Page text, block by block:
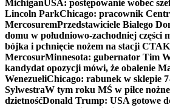
MichiganUSA: postępowanie wobec
Lincoln ParkChicago: pracownik
MercosuremPrzedstawiciele Białego
domu w południowo-zachodniej części
bójka i pchnięcie nożem na stacji CTA
MercosurMinnesota: gubernator Tim
kandydat opozycji mówi, że obalenie
WenezueliChicago: rabunek w sklepie
SylwestraW tym roku MŚ w piłce
dzietnośćDonald Trump: USA gotowe